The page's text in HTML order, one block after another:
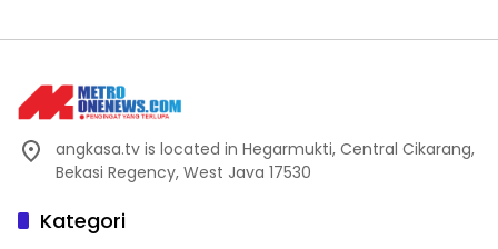
angkasa.tv is located in Hegarmukti, Central Cikarang,
Bekasi Regency, West Java 17530
Kategori